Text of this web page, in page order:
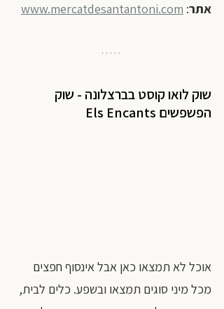
אתר:
www.mercatdesantantoni.com
שוק לואו קוסט בברצלונה - שוק
הפשפשים Els Encants
אוכל לא תמצאו כאן אבל אינסוף חפצים
מכל מיני סוגים תמצאו ובשפע. כלים לבית,